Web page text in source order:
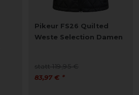
Pikeur FS26 Quilted
Weste Selection Damen
statt 119,95 €
83,97 € *